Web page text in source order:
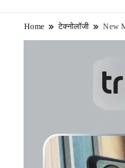
Home टेक्नोलॉजी New